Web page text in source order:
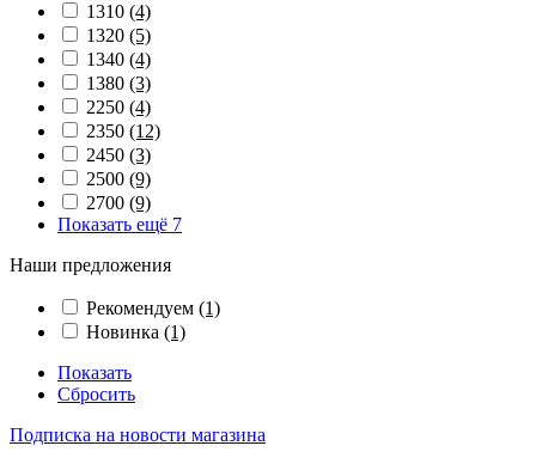
1310 (4)
1320 (5)
1340 (4)
1380 (3)
2250 (4)
2350 (12)
2450 (3)
2500 (9)
2700 (9)
Показать ещё 7
Наши предложения
Рекомендуем (1)
Новинка (1)
Показать
Сбросить
Подписка на новости магазина